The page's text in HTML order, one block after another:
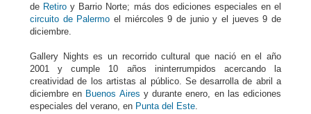
de Retiro y Barrio Norte; más dos ediciones especiales en el
circuito de Palermo el miércoles 9 de junio y el jueves 9 de
diciembre.
Gallery Nights es un recorrido cultural que nació en el año
2001 y cumple 10 años ininterrumpidos acercando la
creatividad de los artistas al público. Se desarrolla de abril a
diciembre en Buenos Aires y durante enero, en las ediciones
especiales del verano, en Punta del Este.